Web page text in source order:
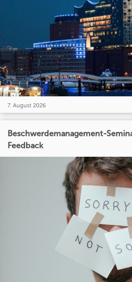
7. August 2026
Beschwerdemanagement-
Feedback